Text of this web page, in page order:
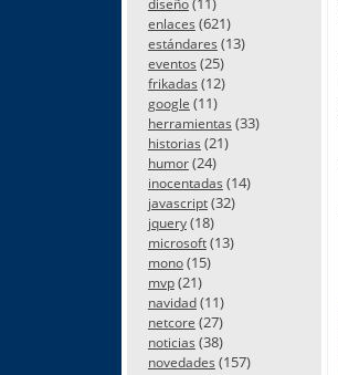
diseño
enlaces (621)
estándares (13)
eventos (25)
frikadas (12)
google (11)
herramientas (33)
historias (21)
humor(24)
inocentadas (14)
javascript(32)
jquery(18)
microsoft(13)
mono(15)
mvp(21)
navidad(11)
netcore (27)
noticias (38)
novedades (157)